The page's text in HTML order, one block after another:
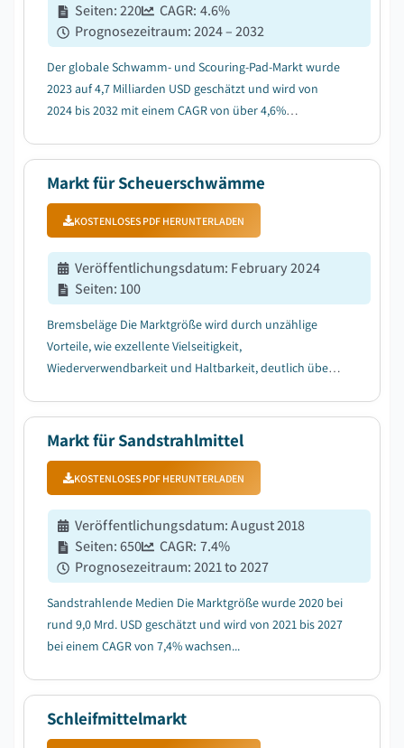
Seiten:220 CAGR: 4.6%
Prognosezeitraum:2024 – 2032
Der globale Schwamm- und Scouring-Pad-Markt wurde
2023 auf 4,7 Milliarden USD geschätzt und wird von
2024 bis 2032 mit einem CAGR von über 4,6%
Markt für Scheuerschwämme
KOSTENLOSES PDF HERUNTERLADEN
Veröffentlichungsdatum: February 2024
Seiten:100
Bremsbeläge Die Marktgröße wird durch unzählige
Vorteile, wie exzellente Vielseitigkeit,
Wiederverwendbarkeit und Haltbarkeit, deutlich über
Markt für Sandstrahlmittel
KOSTENLOSES PDF HERUNTERLADEN
Veröffentlichungsdatum:August 2018
Seiten:650 CAGR: 7.4%
Prognosezeitraum:2021 to 2027
Sandstrahlende Medien Die Marktgröße wurde 2020 bei
rund 9,0 Mrd. USD geschätzt und wird von 2021 bis 2027
bei einem CAGR von 7,4% wachsen...
Schleifmittelmarkt